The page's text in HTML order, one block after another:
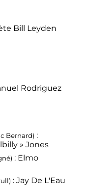
Bill Leyden
Rodriguez
Bernard) :
» Jones
: Elmo
: Jay De L'Eau